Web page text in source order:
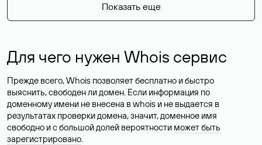
Показать еще
Для чего нужен Whois сервис
Прежде всего, Whois позволяет бесплатно и быстро
выяснить, свободен ли домен. Если информация по
доменному имени не внесена в whois и не выдается в
результатах проверки домена, значит, доменное имя
свободно и с большой долей вероятности может быть
зарегистрировано.